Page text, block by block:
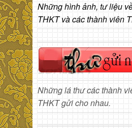
Những hình ảnh, tư liệu
THKT và các thành viên
Những lá thư các thành
THKT gửi cho nhau.